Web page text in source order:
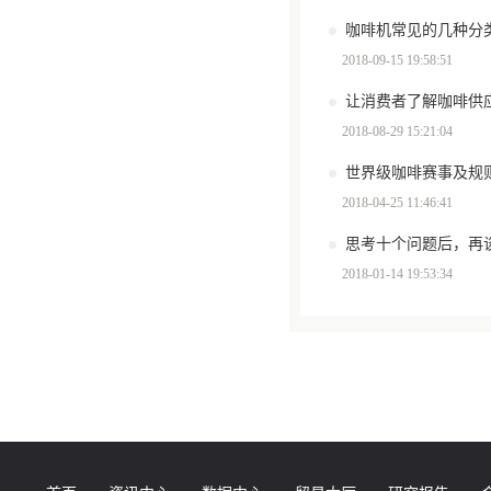
咖啡机常见的几种分
2018-09-15 19:58:51
让消费者了解咖啡供
2018-08-29 15:21:04
世界级咖啡赛事及规
2018-04-25 11:46:41
思考十个问题后，再
2018-01-14 19:53:34